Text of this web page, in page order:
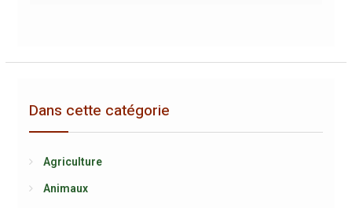
Dans cette catégorie
Agriculture
Animaux